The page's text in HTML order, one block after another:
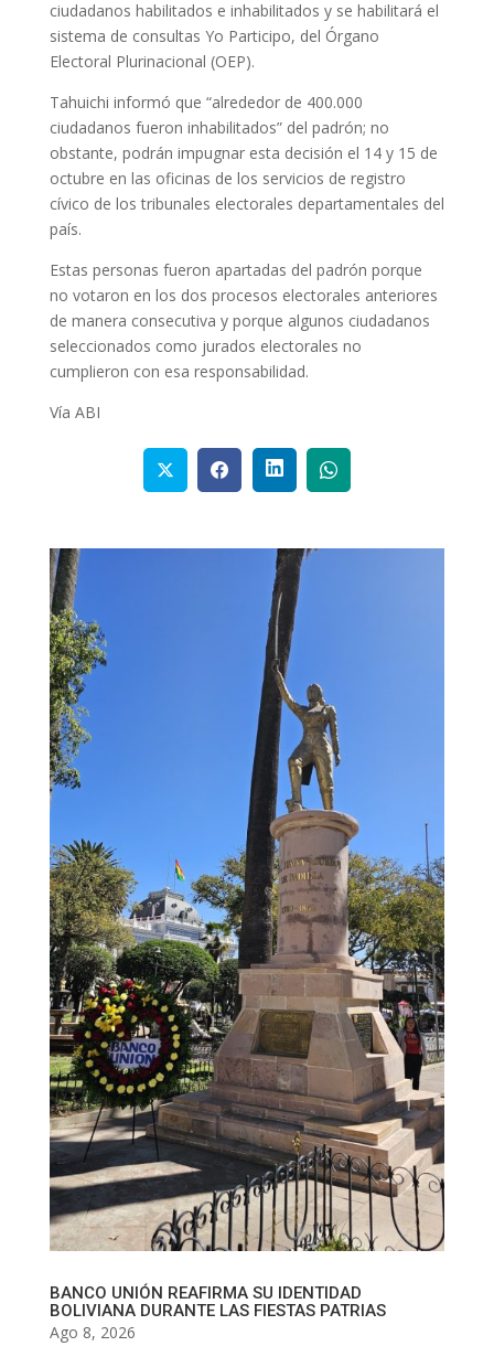
ciudadanos habilitados e inhabilitados y se habilitará el
sistema de consultas Yo Participo, del Órgano
Electoral Plurinacional (OEP).
Tahuichi informó que “alrededor de 400.000
ciudadanos fueron inhabilitados” del padrón; no
obstante, podrán impugnar esta decisión el 14 y 15 de
octubre en las oficinas de los servicios de registro
cívico de los tribunales electorales departamentales del
país.
Estas personas fueron apartadas del padrón porque
no votaron en los dos procesos electorales anteriores
de manera consecutiva y porque algunos ciudadanos
seleccionados como jurados electorales no
cumplieron con esa responsabilidad.
Vía ABI
BANCO UNIÓN REAFIRMA SU IDENTIDAD
BOLIVIANA DURANTE LAS FIESTAS PATRIAS
Ago 8, 2026